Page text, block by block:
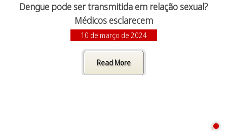
Dengue pode ser transmitida em relação sexual?
Médicos esclarecem
10 de março de 2024
Read More